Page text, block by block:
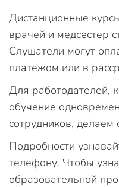
Дистанционные
врачей и медсестер
Слушатели могут
платежом или в
Для работодателей,
обучение
сотрудников, делаем
Подробности
телефону. Чтобы
образовательной